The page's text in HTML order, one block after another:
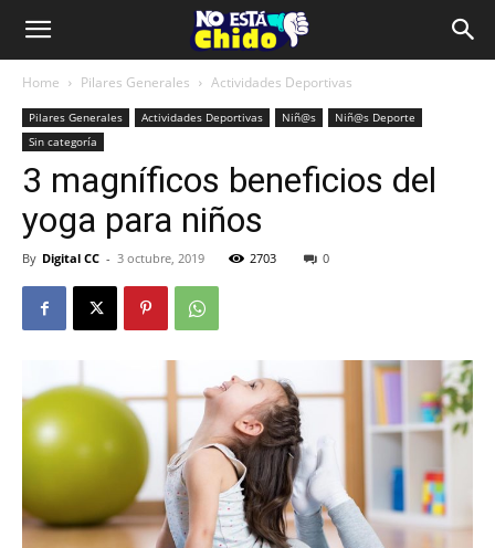
Home Pilares Generales Actividades Deportivas
Pilares Generales Actividades Deportivas Niñ@s
Niñ@s Deporte
Sin categoría
3 magníficos beneficios del
yoga para niños
By Digital CC - 3 octubre, 2019 2703 0